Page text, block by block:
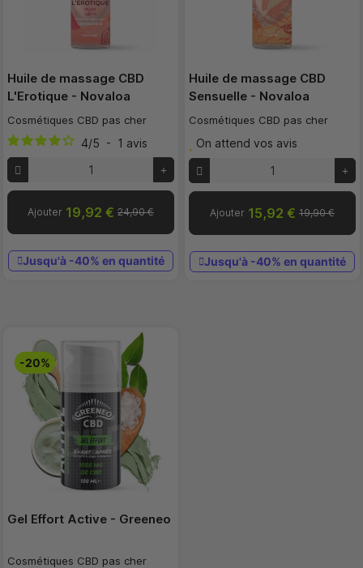
Huile de massage CBD
L'Erotique - Novaloa
Cosmétiques CBD pas cher
4/5 - 1 avis
Ajouter 19,92 € 24,90 €
Jusqu'à -40% en quantité
Huile de massage CBD
Sensuelle - Novaloa
Cosmétiques CBD pas cher
On attend vos avis
Ajouter 15,92 € 19,90 €
Jusqu'à -40% en quantité
-20%
Gel Effort Active - Greeneo
Cosmétiques CBD pas cher